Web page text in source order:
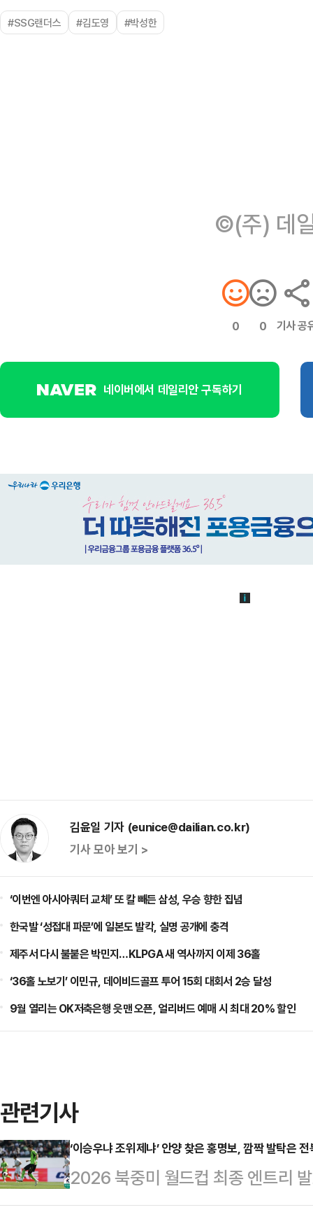
#SSG랜더스 #김도영 #박성한
©(주) 데
0 0 기사 공
네이버에서 데일리안 구독하기
김윤일 기자 (eunice@dailian.co.kr)
기사 모아 보기 >
‘이번엔 아시아쿼터 교체’ 또 칼 빼든 삼성, 우승 향한 집념
한국발 ‘성접대 파문’에 일본도 발칵, 실명 공개에 충격
제주서 다시 불붙은 박민지…KLPGA 새 역사까지 이제 36홀
‘36홀 노보기’ 이민규, 데이비드골프 투어 15회 대회서 2승 달성
9월 열리는 OK저축은행 읏맨 오픈, 얼리버드 예매 시 최대 20% 할인
관련기사
‘이승우냐 조위제냐’ 안양 찾은 홍명보, 깜짝 발탁은
2026 북중미 월드컵 최종 엔트리
독이 경기도 안양을 찾아 눈길을